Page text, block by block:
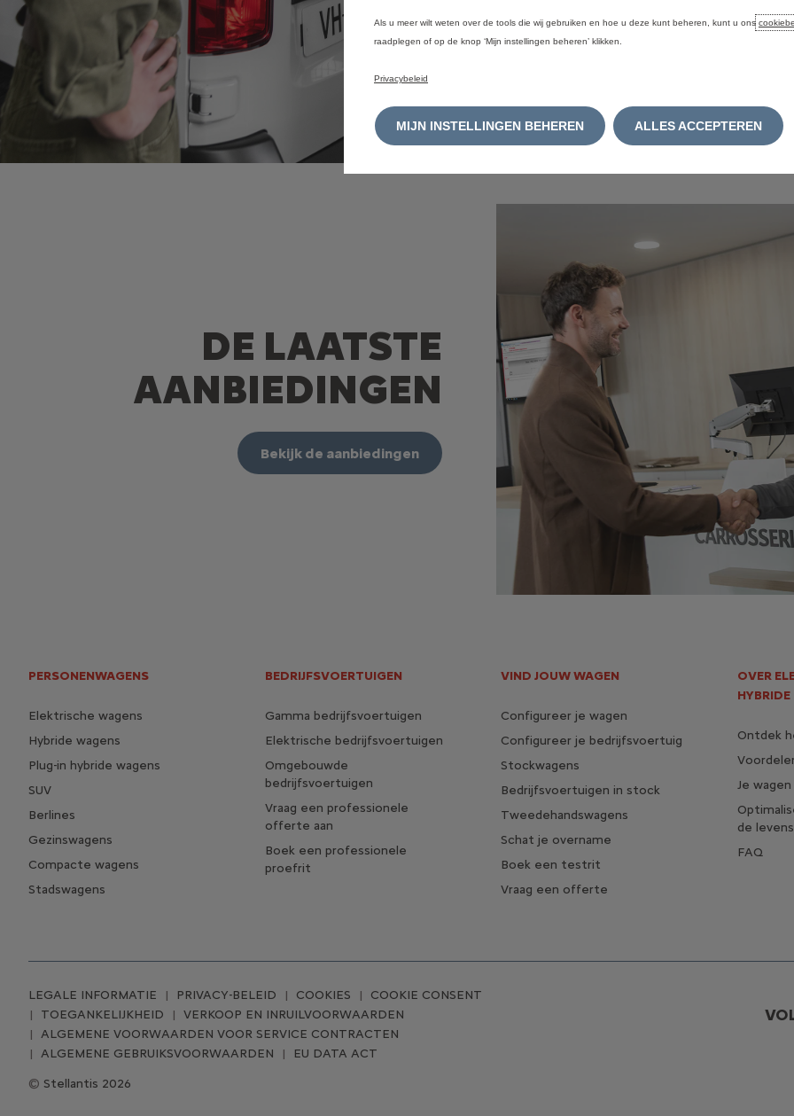
+ 15
DE LAATSTE
AANBIEDINGEN​
Bekijk de aanbiedingen
PERSONENWAGENS
Elektrische wagens
Hybride wagens
Plug-in hybride wagens
SUV
Berlines
Gezinswagens
Compacte wagens
Stadswagens
BEDRIJFSVOERTUIGEN
Gamma bedrijfsvoertuigen
Elektrische bedrijfsvoertuigen
Omgebouwde
bedrijfsvoertuigen
Vraag een professionele
offerte aan
Boek een professionele
proefrit
VIND JOUW WAGEN
Configureer je wagen
Configureer je bedrijfsvoertuig
Stockwagens
Bedrijfsvoertuigen in stock
Tweedehandswagens
Schat je overname
Boek een testrit
Vraag een offerte
OVER
HYBRIDE
Ontdek
Je
de
FAQ
Stellantis 2026
LEGALE INFORMATIE PRIVACY-BELEID COOKIES
COOKIE CONSENT
TOEGANKELIJKHEID
VERKOOP EN INRUILVOORWAARDEN
ALGEMENE VOORWAARDEN VOOR SERVICE CONTRACTEN
ALGEMENE GEBRUIKSVOORWAARDEN
EU DATA ACT
Als u meer wilt weten over de tools die wij gebruiken en hoe u deze kunt beheren, kunt u ons
raadplegen of op de knop ‘Mijn instellingen beheren’ klikken.
Privacybeleid
MIJN INSTELLINGEN BEHEREN ALLES ACCEPTEREN